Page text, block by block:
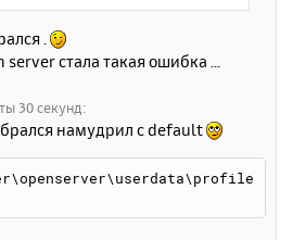
.
server стала такая ошибка ...
30 секунд:
намудрил с default